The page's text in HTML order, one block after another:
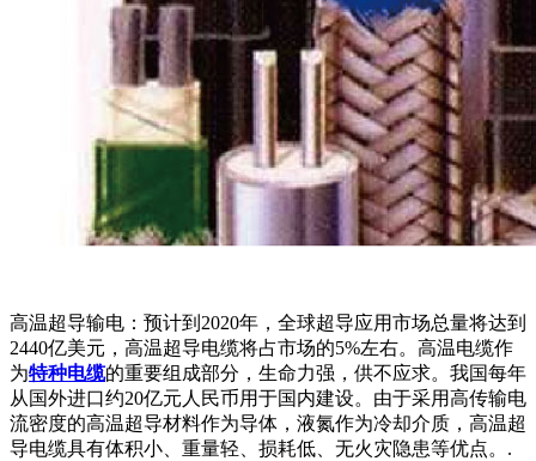
高温超导输电：预计到2020年，全球超导应用市场总量将达到
2440亿美元，高温超导电缆将占市场的5%左右。高温电缆作
为特种电缆的重要组成部分，生命力强，供不应求。我国每年
从国外进口约20亿元人民币用于国内建设。由于采用高传输电
流密度的高温超导材料作为导体，液氮作为冷却介质，高温超
导电缆具有体积小、重量轻、损耗低、无火灾隐患等优点。.